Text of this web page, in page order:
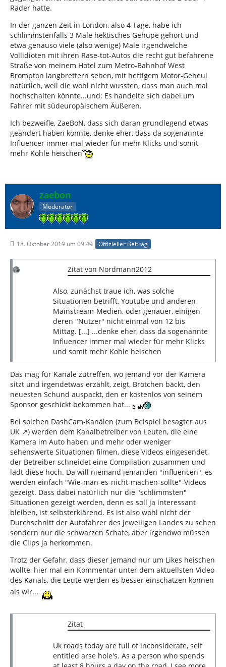
Räder hatte.
In der ganzen Zeit in London, also 4 Tage, habe ich
schlimmstenfalls 3 Male hektisches Gehupe gehört und
etwa genauso viele (also wenige) Male irgendwelche
Vollidioten mit ihren Rase-tot-Autos die recht gut befahrene
Straße von meinem Hotel zum Metro-Bahnhof West
Brompton langbrettern sehen, mit heftigem Motor-Geheul
natürlich, weil die wohl nicht wussten, dass man auch mal
hochschalten könnte...und: Es handelte sich dabei um
Fahrer mit südeuropäischem Äußeren.
Ich bezweifle, ZaeBoN, dass sich daran grundlegend etwas
geändert haben könnte, denke eher, dass da sogenannte
Influencer immer mal wieder für mehr Klicks und somit
mehr Kohle heischen
zaebon
Moderator
18. Oktober 2019 um 09:49 Offizieller Beitrag
Zitat von Nordmann2012
Also, zunächst traue ich, was solche
Situationen betrifft, Youtube und anderen
Mainstream-Medien, oder genauer, einigen
deren "Nutzer" nicht einmal von 12 bis
Mittag. [...] ...denke eher, dass da sogenannte
Influencer immer mal wieder für mehr Klicks
und somit mehr Kohle heischen
Das mag für Kanäle zutreffen, wo jemand vor der Kamera
sitzt und irgendetwas erzählt, zeigt, Brötchen bäckt, den
neuesten Schund auspackt, den er kostenlos von seinem
Sponsor geschickt bekommen hat...
Bei solchen DashCam-Kanälen (zum Beispiel besagter aus
UK
) werden dem Kanalbetreiber von Leuten, die eine
Kamera im Auto haben und mehr oder weniger
sehenswerte Situationen filmen, diese Videos eingesendet,
der Betreiber schneidet eine Compilation zusammen und
lädt diese hoch. Da will niemand jemanden "influencen", es
werden einfach "Wie-man-es-nicht-machen-sollte"-Videos
gezeigt. Dass dabei natürlich nur die "schlimmsten"
Situationen gezeigt werden, denn es soll ja interessant
bleiben, ist selbsterklärend. Es ist also wohl nicht der
Durchschnitt der Autofahrer des jeweiligen Landes zu sehen
sondern nur die schwarzen Schafe, aber irgendwo müssen
die Clips ja herkommen.
Trotz der Gefahr, dass dieser jemand nur um Likes heischen
wollte, hier mal ein Kommentar unter dem aktuellsten Video
des Kanals, die Leute werden es besser einschätzen können
als wir...
Zitat
Uk roads today are full of inconsiderate, self
entitled arse hole's. As a person who spends